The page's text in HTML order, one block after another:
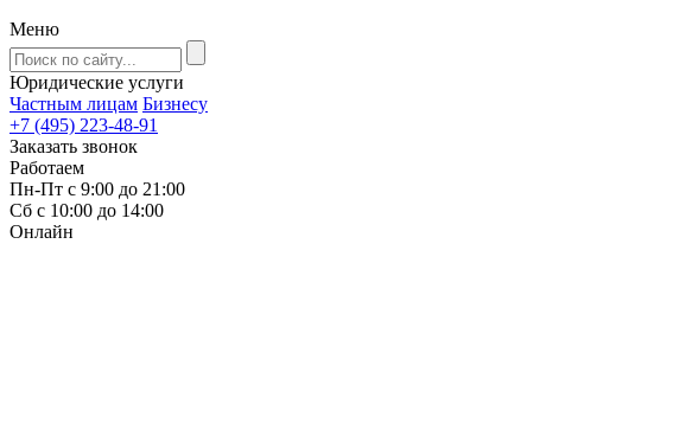
Меню
Юридические услуги
Частным лицам Бизнесу
+7 (495) 223-48-91
Заказать звонок
Работаем
Пн-Пт с 9:00 до 21:00
Сб с 10:00 до 14:00
Онлайн